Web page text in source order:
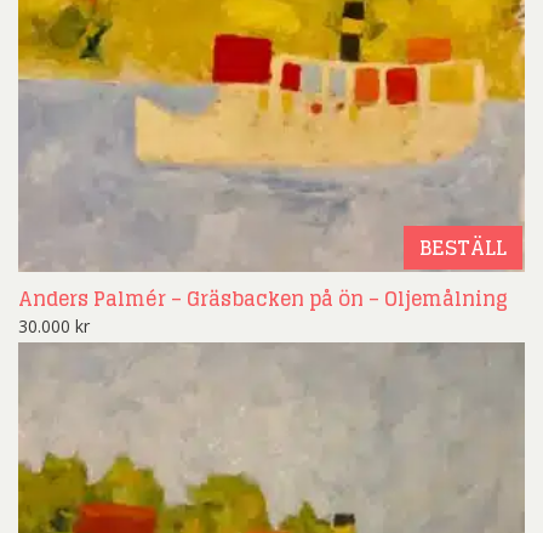
BESTÄLL
Anders Palmér – Gräsbacken på ön – Oljemålning
30.000 kr